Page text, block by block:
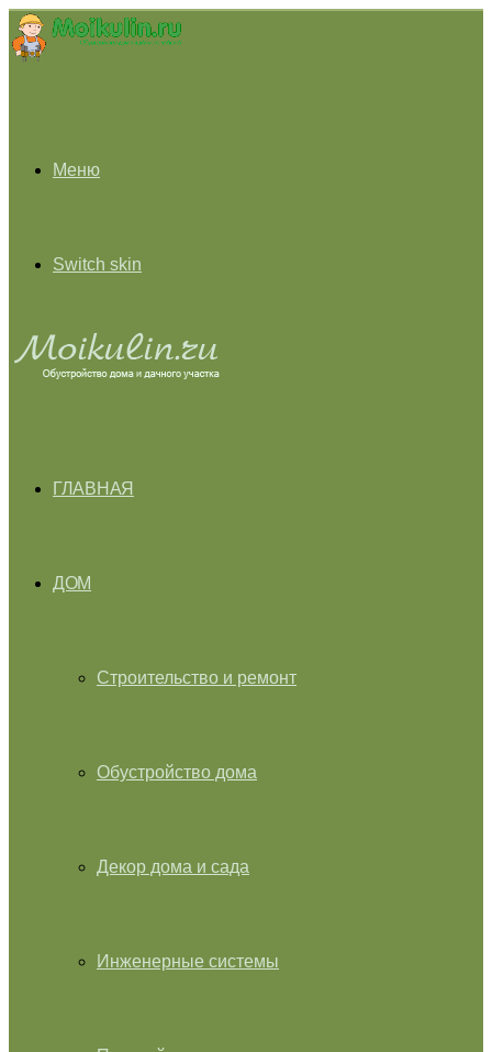
Меню
Switch skin
ГЛАВНАЯ
ДОМ
Строительство и ремонт
Обустройство дома
Декор дома и сада
Инженерные системы